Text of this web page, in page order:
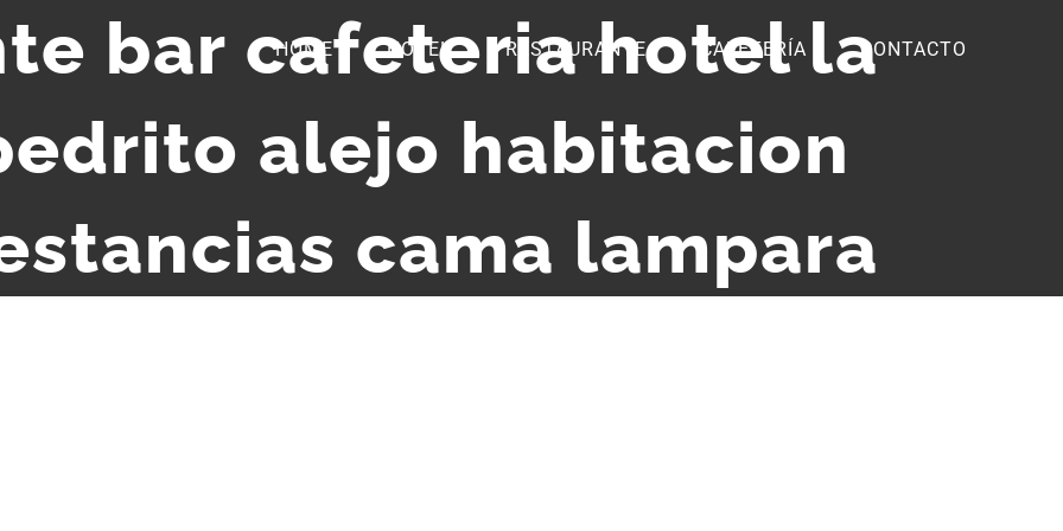
HOME HOTEL RESTAURANTE CAFETERÍA CONTACTO
bar cafeteria hotel la
alejo habitacion
cama lampara